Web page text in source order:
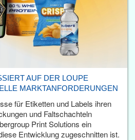
AUF DER LOUPE
MARKTANFORDERUNGEN
für Etiketten und Labels ihren
und Faltschachteln
Print Solutions ein
Entwicklung zugeschnitten ist.